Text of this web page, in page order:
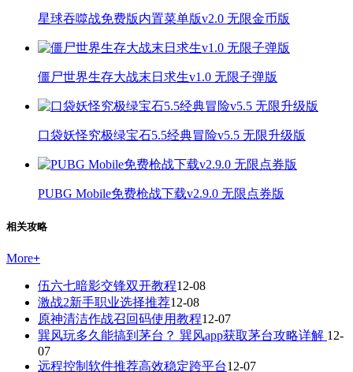
星球吞噬战免费版内置菜单版v2.0 无限金币版
僵尸世界生存大战末日求生v1.0 无限子弹版
口袋妖怪究极绿宝石5.5经典冒险v5.5 无限升级版
PUBG Mobile免费枪战下载v2.9.0 无限点券版
相关攻略
More+
伍六七暗影交锋双开教程12-08
激战2新手职业选择推荐12-08
原神清洁作战召回码使用教程12-07
巽风玩多久能搞到茅台？ 巽风app获取茅台攻略详解 12-
07
远程控制软件推荐高效稳定跨平台12-07